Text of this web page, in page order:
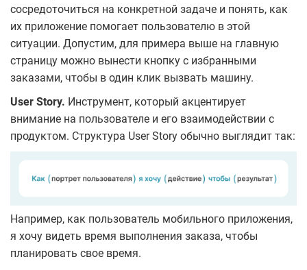
сосредоточиться на конкретной задаче и понять, как
их приложение помогает пользователю в этой
ситуации. Допустим, для примера выше на главную
страницу можно вынести кнопку с избранными
заказами, чтобы в один клик вызвать машину.
User Story. Инструмент, который акцентирует
внимание на пользователе и его взаимодействии с
продуктом. Структура User Story обычно выглядит так:
Например, как пользователь мобильного приложения,
я хочу видеть время выполнения заказа, чтобы
планировать свое время.